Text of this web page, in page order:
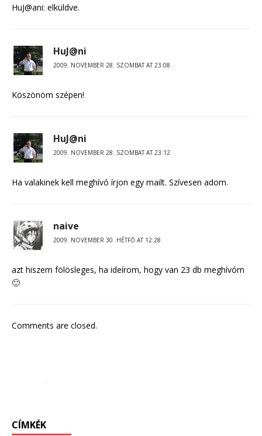
HuJ@ani: elküldve.
HuJ@ni
2009. NOVEMBER 28. SZOMBAT AT 23:08
Köszönöm szépen!
HuJ@ni
2009. NOVEMBER 28. SZOMBAT AT 23:12
Ha valakinek kell meghívó írjon egy mailt. Szívesen adom.
naive
2009. NOVEMBER 30. HÉTFŐ AT 12:28
azt hiszem fölösleges, ha ideírom, hogy van 23 db meghívóm
🙂
Comments are closed.
CÍMKÉK